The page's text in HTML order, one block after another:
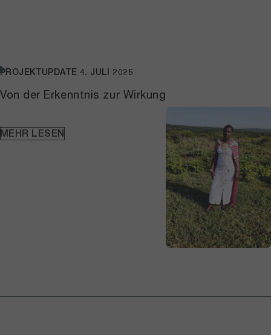
Von der Erkenntnis zur Wirkung
PROJEKTUPDATE 4. JULI 2025
MEHR LESEN